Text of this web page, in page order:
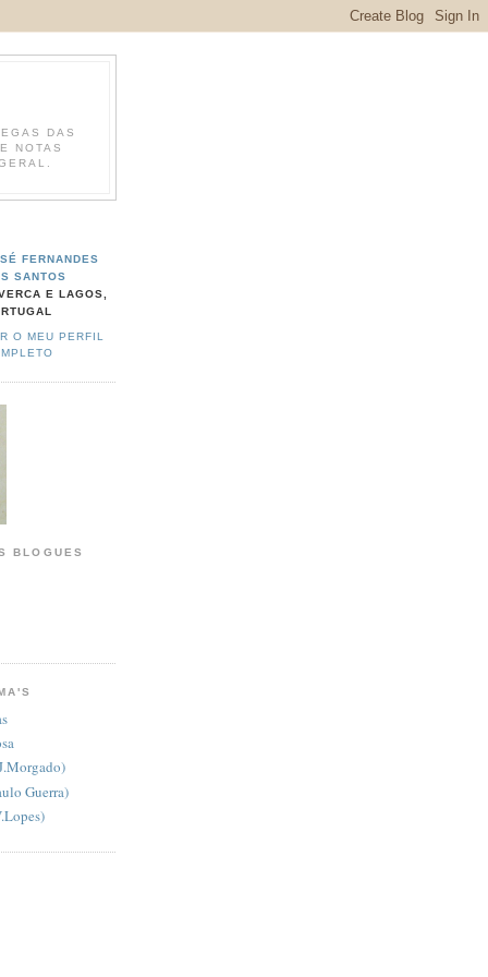
DAS
NOTAS
FERNANDES
SANTOS
E LAGOS,
O MEU PERFIL
BLOGUES
Guerra)